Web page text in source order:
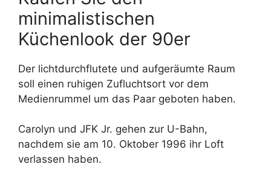
minimalistischen
Küchenlook der 90er
Der lichtdurchflutete und aufgeräumte Raum
soll einen ruhigen Zufluchtsort vor dem
Medienrummel um das Paar geboten haben.
Carolyn und JFK Jr. gehen zur U-Bahn,
nachdem sie am 10. Oktober 1996 ihr Loft
verlassen haben.